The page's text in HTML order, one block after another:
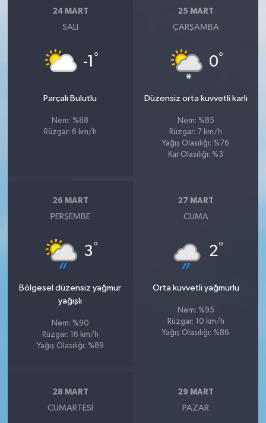
24 MART
SALI
-1 °
Parçalı Bulutlu
Nem: %88
Rüzgar: 6 km/h
25 MART
ÇARŞAMBA
0°
Düzensiz orta kuvvetli karlı
Nem: %85
Rüzgar: 7 km/h
Yağış Olasılığı: %76
Kar Olasılığı: %3
26 MART
PERŞEMBE
3°
Bölgesel düzensiz yağmur
yağışlı
Nem: %90
Rüzgar: 16 km/h
Yağış Olasılığı: %89
27 MART
CUMA
2°
Orta kuvvetli yağmurlu
Nem: %95
Rüzgar: 10 km/h
Yağış Olasılığı: %86
28 MART
CUMARTESI
29 MART
PAZAR